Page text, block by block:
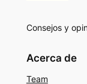
Consejos y
Acerca de
Team